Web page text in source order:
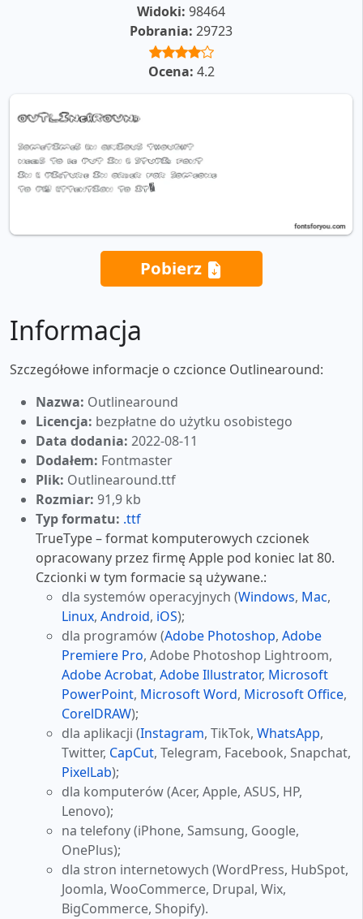
Widoki: 98464
Pobrania: 29723
Ocena: 4.2
Pobierz
Informacja
Szczegółowe informacje o czcionce Outlinearound:
Nazwa: Outlinearound
Licencja: bezpłatne do użytku osobistego
Data dodania: 2022-08-11
Dodałem: Fontmaster
Plik: Outlinearound.ttf
Rozmiar: 91,9 kb
Typ formatu: .ttf
TrueType – format komputerowych czcionek
opracowany przez firmę Apple pod koniec lat 80.
Czcionki w tym formacie są używane.:
dla systemów operacyjnych (Windows, Mac,
Linux, Android, iOS);
dla programów (Adobe Photoshop, Adobe
Premiere Pro, Adobe Photoshop Lightroom,
Adobe Acrobat, Adobe Illustrator, Microsoft
PowerPoint, Microsoft Word, Microsoft Office,
CorelDRAW);
dla aplikacji (Instagram, TikTok, WhatsApp,
Twitter, CapCut, Telegram, Facebook, Snapchat,
PixelLab);
dla komputerów (Acer, Apple, ASUS, HP,
Lenovo);
na telefony (iPhone, Samsung, Google,
OnePlus);
dla stron internetowych (WordPress, HubSpot,
Joomla, WooCommerce, Drupal, Wix,
BigCommerce, Shopify).